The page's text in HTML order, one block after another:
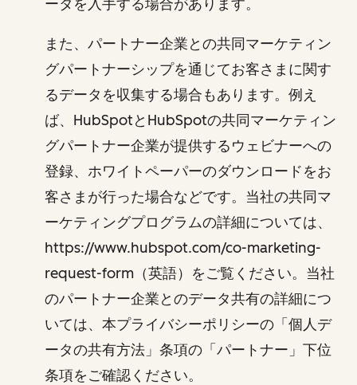
ータを入手する場合があります。
また、パートナー企業との共同マーケティン
グパートナーシップを通じてお客さまに関す
るデータを収集する場合もあります。例え
ば、HubSpotとHubSpotの共同マーケティン
グパートナー企業が提供するウェビナーへの
登録、ホワイトペーパーのダウンロードをお
客さまが行った場合などです。当社の共同マ
ーケティングプログラムの詳細については、
https://www.hubspot.com/co-marketing-
request-form（英語）をご覧ください。当社
のパートナー企業とのデータ共有の詳細につ
いては、本プライバシーポリシーの「個人デ
ータの共有方法」条項の「パートナー」下位
条項をご確認ください。